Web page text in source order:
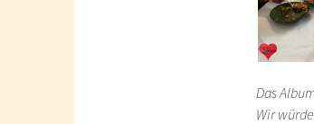
Das
Wir